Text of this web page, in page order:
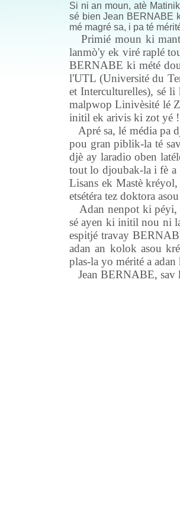
Si ni an moun, atè
sé bien Jean BERNABE
mé magré sa, i pa té
Primié moun ki
lanmò'y ek viré raplé
BERNABE ki mété
l'UTL (Université du
et Interculturelles), sé
malpwop Linivèsité lé
initil ek arivis ki zot yé !
Apré sa, lé média pa
pou gran piblik-la té
djè ay laradio oben
tout lo djoubak-la i fè a
Lisans ek Mastè
etsétéra tez doktora
Adan nenpot ki péyi,
sé ayen ki initil nou ni
espitjé travay
adan an kolok asou
plas-la yo mérité a
Jean BERNABE,